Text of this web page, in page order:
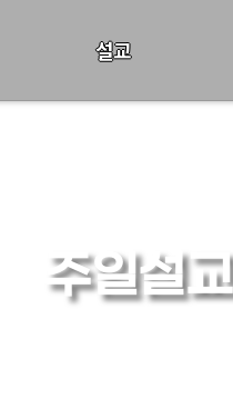
설교
주일설교